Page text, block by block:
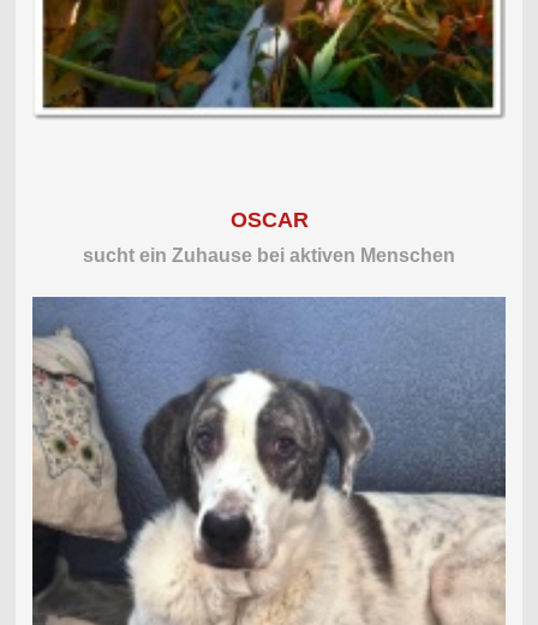
OSCAR
sucht ein Zuhause bei aktiven Menschen